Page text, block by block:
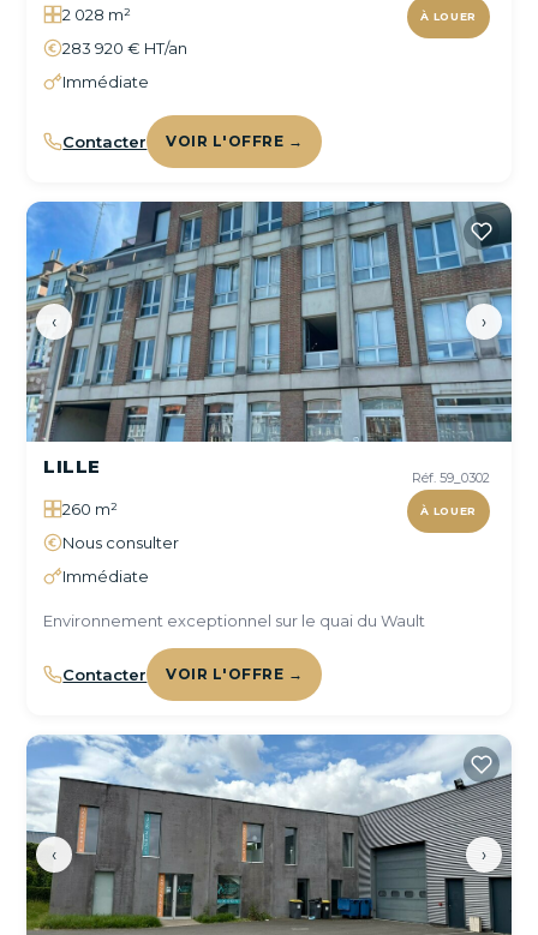
À LOUER
2 028 m²
283 920 € HT/an
Immédiate
Contacter VOIR L'OFFRE →
‹ ›
Réf. 59_0302
À LOUER
LILLE
260 m²
Nous consulter
Immédiate
Environnement exceptionnel sur le quai du Wault
Contacter VOIR L'OFFRE →
‹ ›